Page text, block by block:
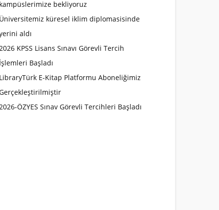
kampüslerimize bekliyoruz
Üniversitemiz küresel iklim diplomasisinde
aldı
KPSS Lisans Sınavı Görevli Tercih
İşlemleri Başladı
LibraryTürk E-Kitap Platformu Aboneliğimiz
ÖZYES Sınav Görevli Tercihleri Başladı